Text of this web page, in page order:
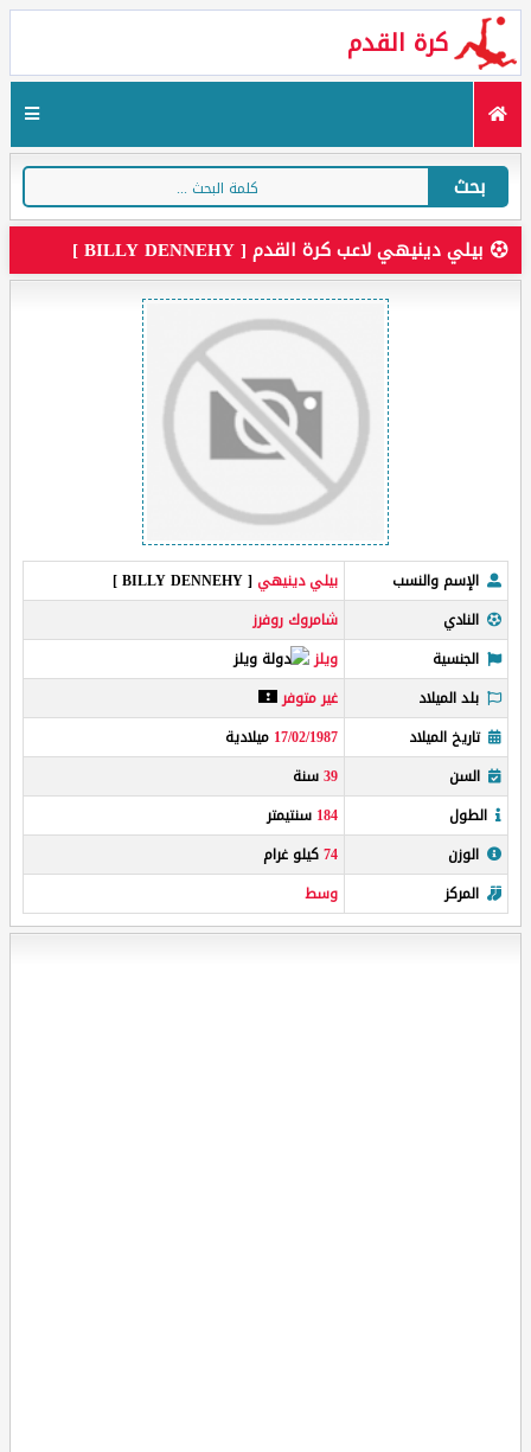
كرة القدم
بحث
بيلي دينيهي لاعب كرة القدم [ BILLY DENNEHY ]
الإسم والنسب بيلي دينيهي [ BILLY DENNEHY ]
النادي
شامروك روفرز
الجنسية
ويلز
بلد الميلاد
غير متوفر
تاريخ الميلاد
17/02/1987 ميلادية
السن
39سنة
الطول
184 سنتيمتر
الوزن
74كيلو غرام
المركز
وسط